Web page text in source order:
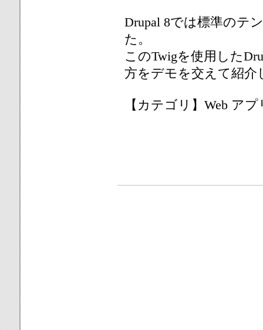
Drupal 8では標準のテ
た。
このTwigを使用した
方をデモを交えて紹介
【カテゴリ】Web アプ